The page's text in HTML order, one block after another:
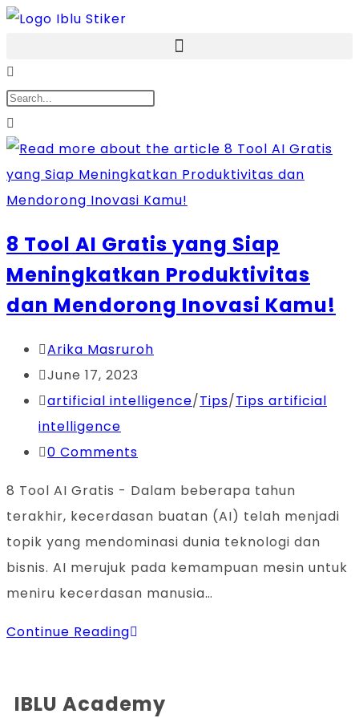
8 Tool AI Gratis yang Siap
Meningkatkan Produktivitas
dan Mendorong Inovasi Kamu!
Arika Masruroh
June 17, 2023
artificial intelligence/Tips/Tips artificial
intelligence
0 Comments
8 Tool AI Gratis - Dalam beberapa tahun
terakhir, kecerdasan buatan (AI) telah menjadi
topik yang mendominasi dunia teknologi dan
bisnis. AI merujuk pada kemampuan mesin untuk
meniru kecerdasan manusia…
Continue Reading
IBLU Academy